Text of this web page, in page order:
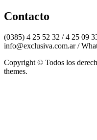
Contacto
(0385) 4 25 52 32 / 4 25 09
info@exclusiva.com.ar /
Copyright © Todos los
themes.